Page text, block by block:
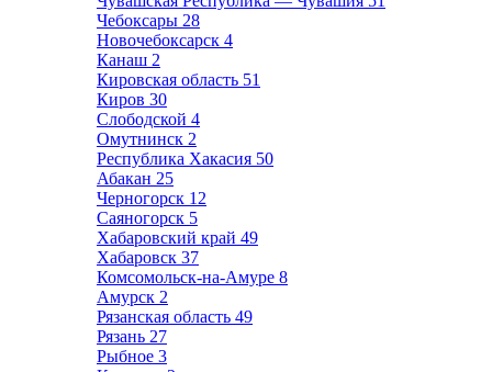
Чебоксары 28
Новочебоксарск 4
Канаш 2
Кировская область 51
Киров 30
Слободской 4
Омутнинск 2
Республика Хакасия 50
Абакан 25
Черногорск 12
Саяногорск 5
Хабаровский край 49
Хабаровск 37
Комсомольск-на-Амуре 8
Амурск 2
Рязанская область 49
Рязань 27
Рыбное 3